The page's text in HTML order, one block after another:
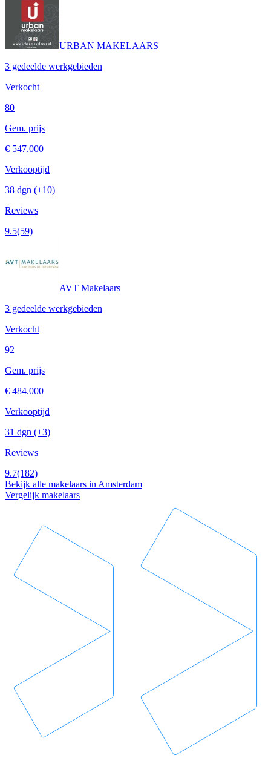
URBAN MAKELAARS
3 gedeelde werkgebieden
Verkocht
80
Gem. prijs
€ 547.000
Verkooptijd
38 dgn (+10)
Reviews
9.5(59)
AVT Makelaars
3 gedeelde werkgebieden
Verkocht
92
Gem. prijs
€ 484.000
Verkooptijd
31 dgn (+3)
Reviews
9.7(182)
Bekijk alle makelaars in Amsterdam
Vergelijk makelaars